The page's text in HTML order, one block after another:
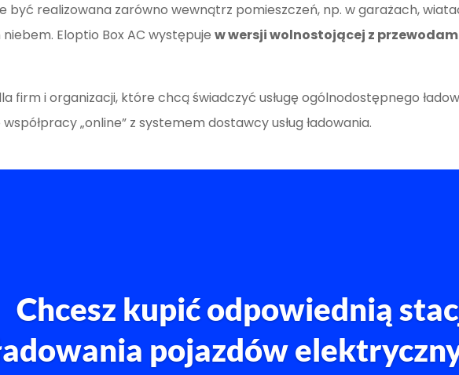
być realizowana zarówno wewnątrz pomieszczeń, np. w garażach,
Eloptio Box AC występujew wersji wolnostojącej z
firm i organizacji, które chcą świadczyć usługę ogólnodostępnego
„online” z systemem dostawcy usług ładowania.
Chcesz kupić odpowiednią
pojazdów